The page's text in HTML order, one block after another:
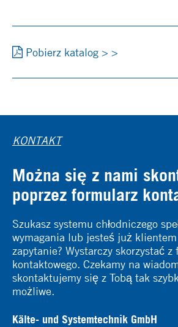
Pobierz katalog > >
KONTAKT
Można się z nami
poprzez formularz
Szukasz systemu chłodniczego
wymagania lub jesteś już
zapytanie? Wystarczy skorzystać z
kontaktowego. Czekamy na
skontaktujemy się z Tobą tak
możliwe.
Kälte- und Systemtechnik GmbH